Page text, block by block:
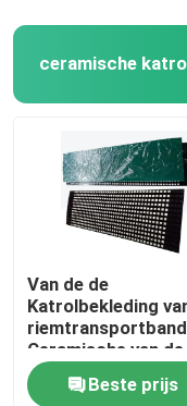
ceramische
Van de de
Katrolbekleding
Ceramische van de
Trommelkatrol
Rubberbekleding
Beste prijs